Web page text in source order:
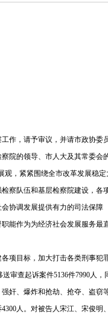
，请予审议，并请市政协委
的领导、市人大及其常委会
观，紧紧围绕全市改革发展稳
察队伍和基层检察院建设，
协调发展提供有力的司法保障
作为为经济社会发展服务最
目标，加大打击各类刑事犯罪
审查起诉案件5136件7990人
奸、爆炸和抢劫、抢夺、盗
人。对被告人宋江、宋俊